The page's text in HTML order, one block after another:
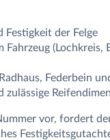
Festigkeit der Felge
Fahrzeug (Lochkreis,
Federbein
zulässige
vor, fordert